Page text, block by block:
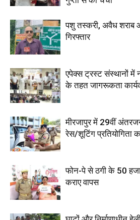
पशु तस्करी, अवैध शराब
गिरफ्तार
एपेक्स ट्रस्ट संस्थानों में
के तहत जागरूकता
मीरजापुर में 29वीं
रेस/शूटिंग प्रतियोगिता
फोन-पे से ठगी के 50
कराए वापस